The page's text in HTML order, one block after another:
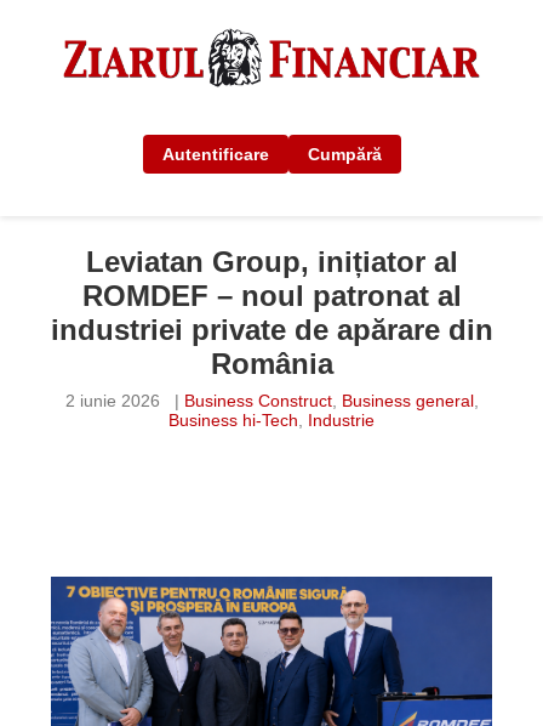
Autentificare Cumpără
Leviatan Group, inițiator al
ROMDEF – noul patronat al
industriei private de apărare din
România
2 iunie 2026 | Business Construct, Business general,
Business hi-Tech, Industrie